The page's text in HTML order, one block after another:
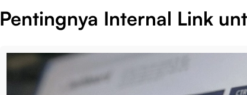
Pentingnya Internal Link